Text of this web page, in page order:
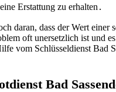
Erstattung zu erhalten․
daran, dass der Wert einer
oft unersetzlich ist und
vom Schlüsseldienst Bad
Bad